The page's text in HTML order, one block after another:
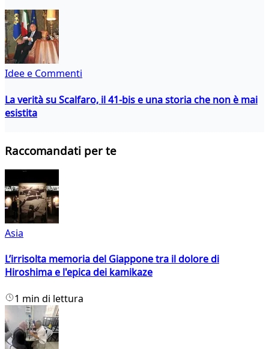
Idee e Commenti
La verità su Scalfaro, il 41-bis e una storia che non è mai
esistita
Raccomandati per te
Asia
L’irrisolta memoria del Giappone tra il dolore di
Hiroshima e l'epica dei kamikaze
1 min di lettura